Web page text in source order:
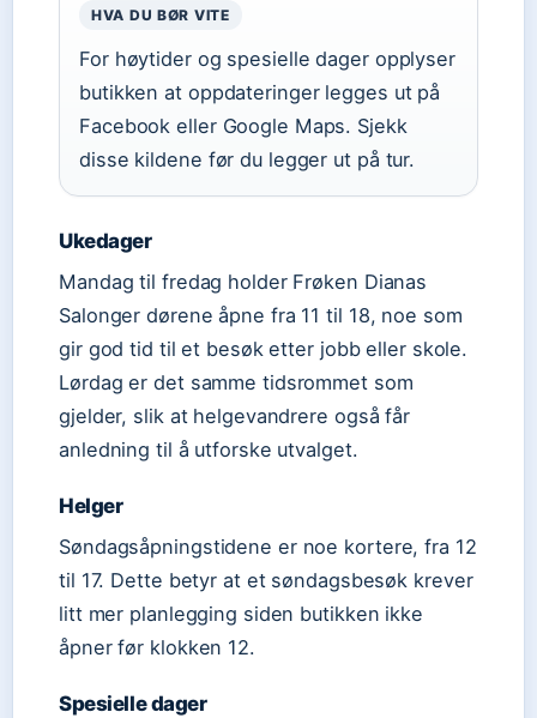
HVA DU BØR VITE
For høytider og spesielle dager opplyser
butikken at oppdateringer legges ut på
Facebook eller Google Maps. Sjekk
disse kildene før du legger ut på tur.
Ukedager
Mandag til fredag holder Frøken Dianas
Salonger dørene åpne fra 11 til 18, noe som
gir god tid til et besøk etter jobb eller skole.
Lørdag er det samme tidsrommet som
gjelder, slik at helgevandrere også får
anledning til å utforske utvalget.
Helger
Søndagsåpningstidene er noe kortere, fra 12
til 17. Dette betyr at et søndagsbesøk krever
litt mer planlegging siden butikken ikke
åpner før klokken 12.
Spesielle dager